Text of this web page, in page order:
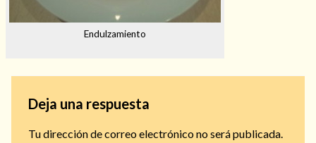
Endulzamiento
Deja una respuesta
Tu dirección de correo electrónico no será publicada.